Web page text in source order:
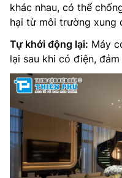
khác nhau, có thể
hại từ môi trường xung
Tự khởi động lại: Máy
lại sau khi có điện,